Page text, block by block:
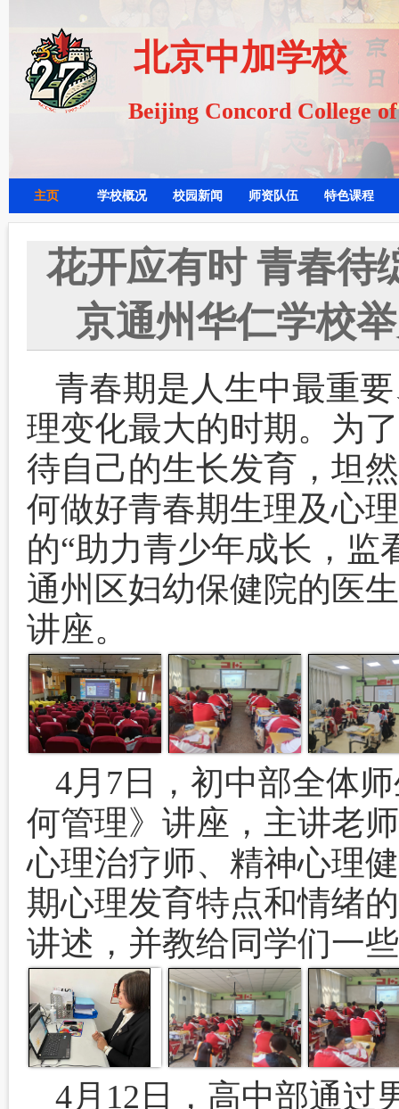
北京中加学校
Beijing Concord College
主页 学校概况 校园新闻 师资队伍 特色课程
花开应有时 青春
京通州华仁学校
青春期是人生中最重
理变化最大的时期。为
待自己的生长发育，坦
何做好青春期生理及心
的“助力青少年成长，监
通州区妇幼保健院的医
讲座。
4月7日，初中部全体
何管理》讲座，主讲老
心理治疗师、精神心理
期心理发育特点和情绪
讲述，并教给同学们一
4月12日，高中部通过